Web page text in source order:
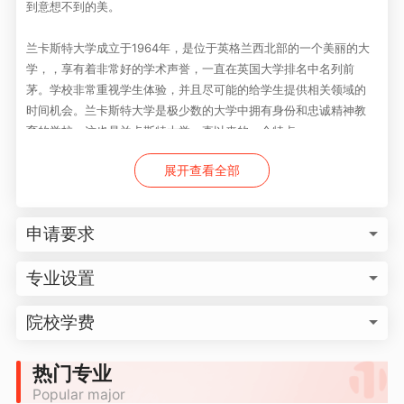
到意想不到的美。
兰卡斯特大学成立于1964年，是位于英格兰西北部的一个美丽的大
学，，享有着非常好的学术声誉，一直在英国大学排名中名列前
茅。学校非常重视学生体验，并且尽可能的给学生提供相关领域的
时间机会。兰卡斯特大学是极少数的大学中拥有身份和忠诚精神教
育的学校，这也是兰卡斯特大学一直以来的一个特点。
展开查看全部
申请要求
专业设置
院校学费
热门专业
Popular major